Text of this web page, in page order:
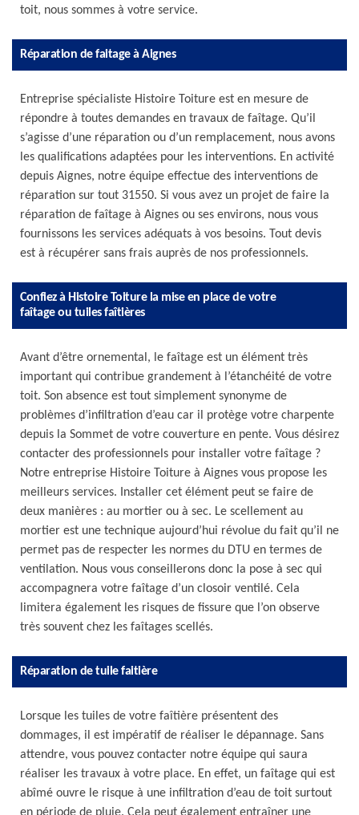
toit, nous sommes à votre service.
Réparation de faitage à Aignes
Entreprise spécialiste Histoire Toiture est en mesure de
répondre à toutes demandes en travaux de faîtage. Qu’il
s’agisse d’une réparation ou d’un remplacement, nous avons
les qualifications adaptées pour les interventions. En activité
depuis Aignes, notre équipe effectue des interventions de
réparation sur tout 31550. Si vous avez un projet de faire la
réparation de faîtage à Aignes ou ses environs, nous vous
fournissons les services adéquats à vos besoins. Tout devis
est à récupérer sans frais auprès de nos professionnels.
Confiez à Histoire Toiture la mise en place de votre
faîtage ou tuiles faîtières
Avant d’être ornemental, le faîtage est un élément très
important qui contribue grandement à l’étanchéité de votre
toit. Son absence est tout simplement synonyme de
problèmes d’infiltration d’eau car il protège votre charpente
depuis la Sommet de votre couverture en pente. Vous désirez
contacter des professionnels pour installer votre faîtage ?
Notre entreprise Histoire Toiture à Aignes vous propose les
meilleurs services. Installer cet élément peut se faire de
deux manières : au mortier ou à sec. Le scellement au
mortier est une technique aujourd’hui révolue du fait qu’il ne
permet pas de respecter les normes du DTU en termes de
ventilation. Nous vous conseillerons donc la pose à sec qui
accompagnera votre faîtage d’un closoir ventilé. Cela
limitera également les risques de fissure que l’on observe
très souvent chez les faîtages scellés.
Réparation de tuile faitière
Lorsque les tuiles de votre faîtière présentent des
dommages, il est impératif de réaliser le dépannage. Sans
attendre, vous pouvez contacter notre équipe qui saura
réaliser les travaux à votre place. En effet, un faîtage qui est
abîmé ouvre le risque à une infiltration d’eau de toit surtout